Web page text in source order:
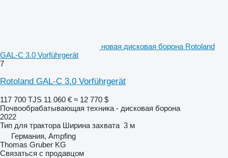
новая дисковая борона Rotoland
GAL-C 3.0 Vorführgerät
7
Rotoland GAL-C 3.0 Vorführgerät
117 700 TJS 11 060 € ≈ 12 770 $
Почвообрабатывающая техника - дисковая борона
2022
Тип для трактора Ширина захвата 3 м
Германия, Ampfing
Thomas Gruber KG
Связаться с продавцом